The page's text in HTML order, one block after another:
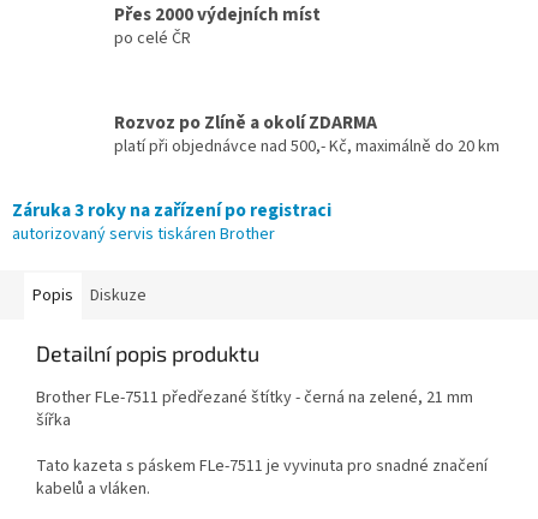
Přes 2000 výdejních míst
po celé ČR
Rozvoz po Zlíně a okolí ZDARMA
platí při objednávce nad 500,- Kč, maximálně do 20 km
Záruka 3 roky na zařízení po registraci
autorizovaný servis tiskáren Brother
Popis Diskuze
Detailní popis produktu
Brother FLe-7511 předřezané štítky - černá na zelené, 21 mm
šířka
Tato kazeta s páskem FLe-7511 je vyvinuta pro snadné značení
kabelů a vláken.